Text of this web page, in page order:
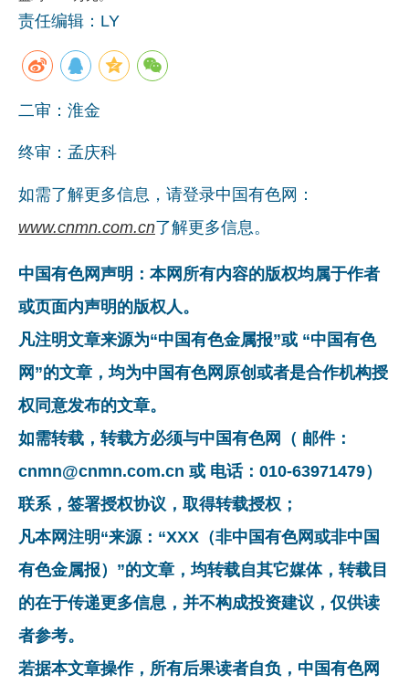
责任编辑：LY
二审：淮金
终审：孟庆科
如需了解更多信息，请登录中国有色网：
www.cnmn.com.cn了解更多信息。
中国有色网声明：本网所有内容的版权均属于作者
或页面内声明的版权人。
凡注明文章来源为“中国有色金属报”或 “中国有色
网”的文章，均为中国有色网原创或者是合作机构授
权同意发布的文章。
如需转载，转载方必须与中国有色网（ 邮件：
cnmn@cnmn.com.cn 或 电话：010-63971479）
联系，签署授权协议，取得转载授权；
凡本网注明“来源：“XXX（非中国有色网或非中国
有色金属报）”的文章，均转载自其它媒体，转载目
的在于传递更多信息，并不构成投资建议，仅供读
者参考。
若据本文章操作，所有后果读者自负，中国有色网